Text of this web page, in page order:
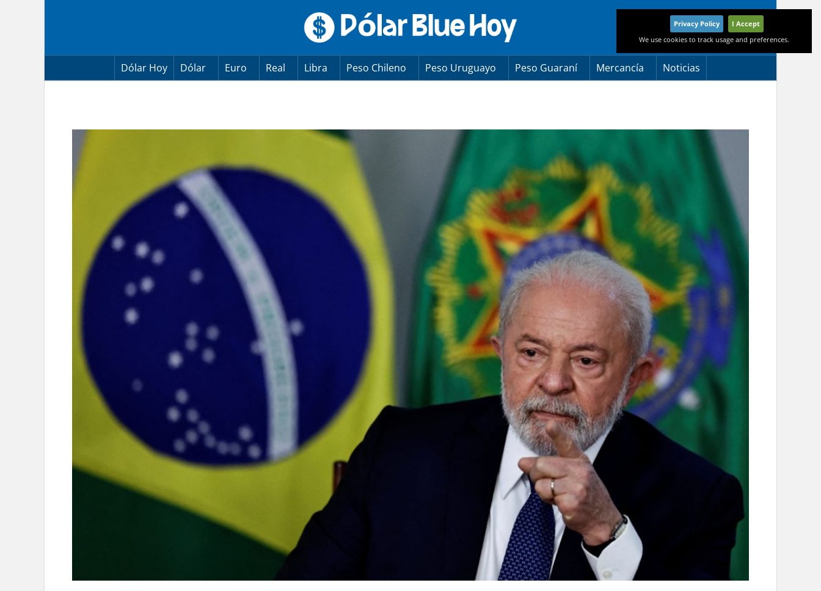
Dólar Hoy Dólar Euro Real Libra Peso Chileno Peso Uruguayo Peso Guaraní Mercancía Noticias
Privacy Policy
I Accept
We use cookies to track usage and preferences.